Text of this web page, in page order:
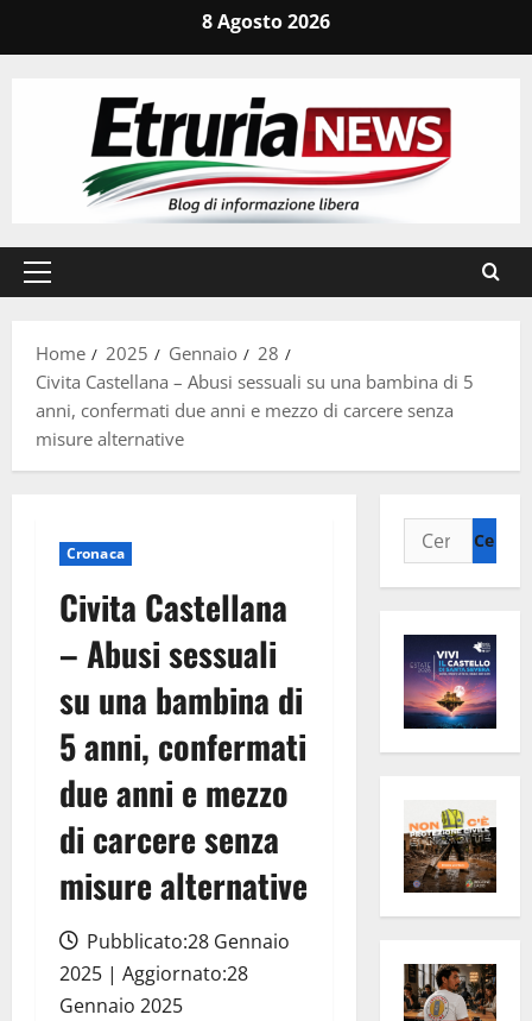
8 Agosto 2026
Menu
Home
2025 Gennaio
28
Civita Castellana – Abusi sessuali su una bambina di 5
anni, confermati due anni e mezzo di carcere senza
misure alternative
Cronaca
Civita Castellana
– Abusi sessuali
su una bambina di
5 anni, confermati
due anni e mezzo
di carcere senza
misure alternative
Pubblicato:28 Gennaio
2025 | Aggiornato:28
Gennaio 2025
Ricerca
per: